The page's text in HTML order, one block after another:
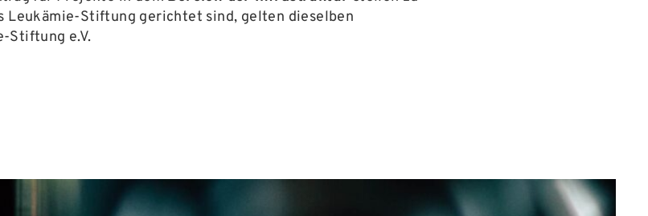
Leukämie-Stiftung gerichtet sind, gelten dieselben
Stiftung e.V.